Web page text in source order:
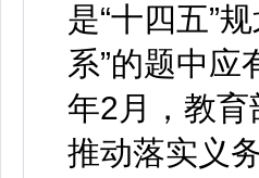
是“十四五”
系”的题中
年2月，教
推动落实义